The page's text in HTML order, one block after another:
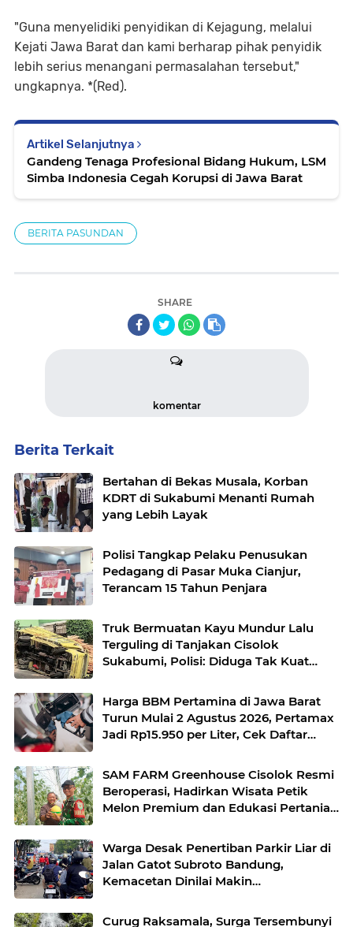
"Guna menyelidiki penyidikan di Kejagung, melalui
Kejati Jawa Barat dan kami berharap pihak penyidik ​​
lebih serius menangani permasalahan tersebut,"
ungkapnya. *(Red).
Artikel Selanjutnya
Gandeng Tenaga Profesional Bidang Hukum, LSM
Simba Indonesia Cegah Korupsi di Jawa Barat
BERITA PASUNDAN
SHARE
komentar
Berita Terkait
Bertahan di Bekas Musala, Korban
KDRT di Sukabumi Menanti Rumah
yang Lebih Layak
Polisi Tangkap Pelaku Penusukan
Pedagang di Pasar Muka Cianjur,
Terancam 15 Tahun Penjara
Truk Bermuatan Kayu Mundur Lalu
Terguling di Tanjakan Cisolok
Sukabumi, Polisi: Diduga Tak Kuat
Harga BBM Pertamina di Jawa Barat
Turun Mulai 2 Agustus 2026, Pertamax
Jadi Rp15.950 per Liter, Cek Daftar
SAM FARM Greenhouse Cisolok Resmi
Beroperasi, Hadirkan Wisata Petik
Melon Premium dan Edukasi Pertanian
Warga Desak Penertiban Parkir Liar di
Jalan Gatot Subroto Bandung,
Kemacetan Dinilai Makin
Curug Raksamala, Surga Tersembunyi